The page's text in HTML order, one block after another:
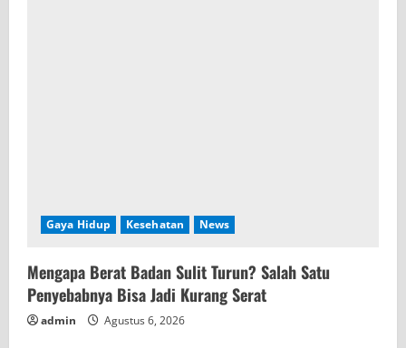
Gaya Hidup Kesehatan News
Mengapa Berat Badan Sulit Turun? Salah Satu
Penyebabnya Bisa Jadi Kurang Serat
admin Agustus 6, 2026